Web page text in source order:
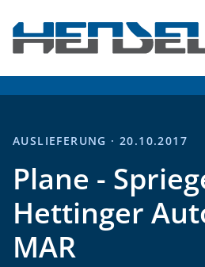
HENSEL Fahrzeugbau GmbH &
AUSLIEFERUNG · 20.10.2017
Plane -
Hettinger
MAR